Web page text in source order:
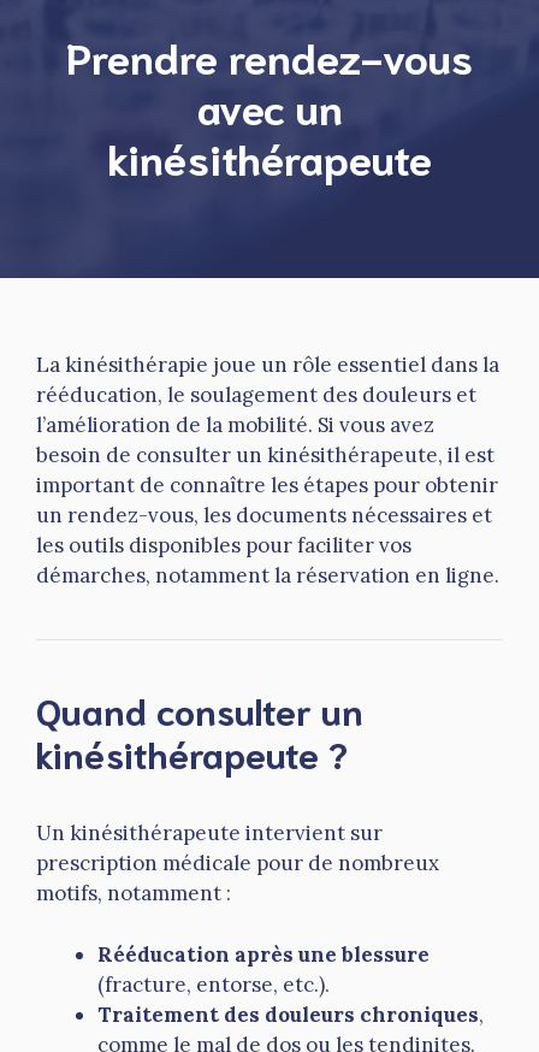
Prendre rendez-vous
avec un
kinésithérapeute
La kinésithérapie joue un rôle essentiel dans la
rééducation, le soulagement des douleurs et
l’amélioration de la mobilité. Si vous avez
besoin de consulter un kinésithérapeute, il est
important de connaître les étapes pour obtenir
un rendez-vous, les documents nécessaires et
les outils disponibles pour faciliter vos
démarches, notamment la réservation en ligne.
Quand consulter un
kinésithérapeute ?
Un kinésithérapeute intervient sur
prescription médicale pour de nombreux
motifs, notamment :
Rééducation après une blessure
(fracture, entorse, etc.).
Traitement des douleurs chroniques,
comme le mal de dos ou les tendinites.